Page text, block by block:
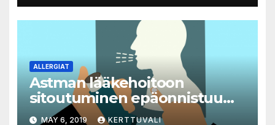
oppimiskykyyn keski-iässä
ALLERGIAT
Astman lääkehoitoon
sitoutuminen epäonnistuu
liian usein
MAY 6, 2019 KERTTUVALI